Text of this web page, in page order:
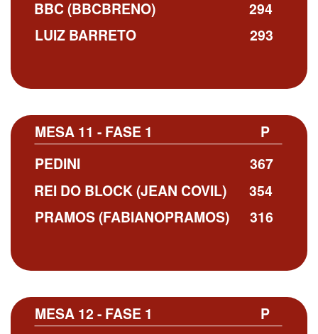
294
BBC (BBCBRENO)
293
LUIZ BARRETO
P
MESA 11 - FASE 1
367
354
PEDINI
REI DO BLOCK (JEAN COVIL)
316
PRAMOS (FABIANOPRAMOS)
P
MESA 12 - FASE 1